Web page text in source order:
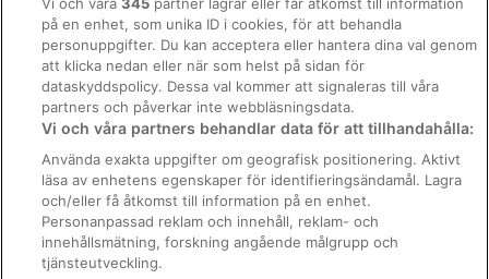
på en enhet, som unika ID i cookies, för att behandla
personuppgifter. Du kan acceptera eller hantera dina val genom
att klicka nedan eller när som helst på sidan för
dataskyddspolicy. Dessa val kommer att signaleras till våra
partners och påverkar inte webbläsningsdata.
Vi och våra partners behandlar data för att tillhandahålla:
Använda exakta uppgifter om geografisk positionering. Aktivt
läsa av enhetens egenskaper för identifieringsändamål. Lagra
och/eller få åtkomst till information på en enhet.
Personanpassad reklam och innehåll, reklam- och
innehållsmätning, forskning angående målgrupp och
tjänsteutveckling.